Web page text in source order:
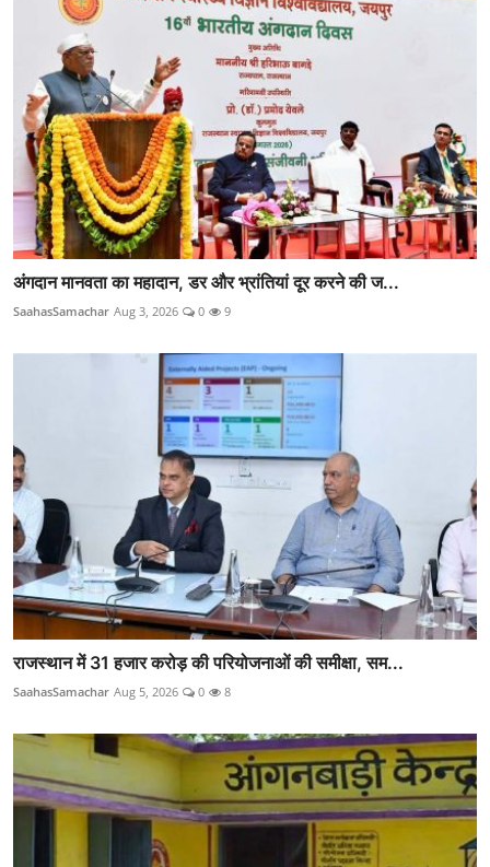
अंगदान मानवता का महादान, डर और भ्रांतियां दूर करने की ज...
SaahasSamachar Aug 3, 2026 0 9
राजस्थान में 31 हजार करोड़ की परियोजनाओं की समीक्षा, सम...
SaahasSamachar Aug 5, 2026 0 8